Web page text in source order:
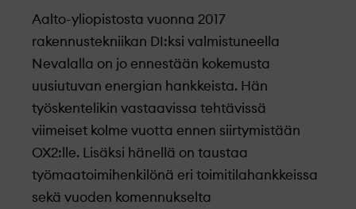
Aalto-yliopistosta vuonna 2017
rakennustekniikan DI:ksi valmistuneella
Nevalalla on jo ennestään kokemusta
uusiutuvan energian hankkeista. Hän
työskentelikin vastaavissa tehtävissä
viimeiset kolme vuotta ennen siirtymistään
OX2:lle. Lisäksi hänellä on taustaa
työmaatoimihenkilönä eri toimitilahankkeissa
sekä vuoden komennukselta